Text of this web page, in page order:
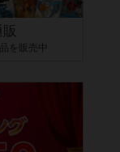
を販売中